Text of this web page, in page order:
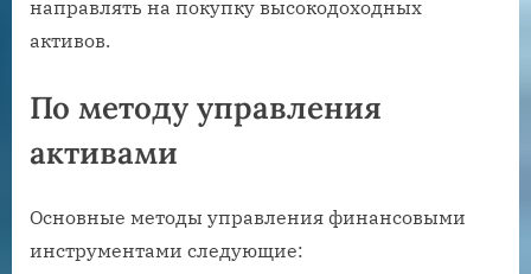
направлять на покупку высокодоходных
активов.
По методу управления
активами
Основные методы управления финансовыми
инструментами следующие: